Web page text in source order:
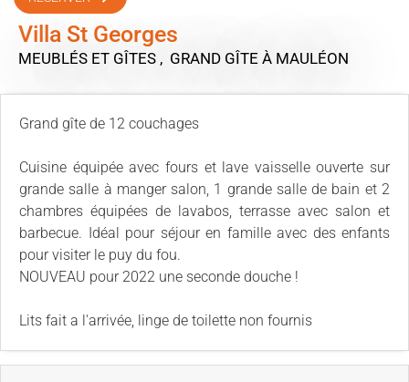
Villa St Georges
MEUBLÉS ET GÎTES , GRAND GÎTE À MAULÉON
Grand gîte de 12 couchages
Cuisine équipée avec fours et lave vaisselle ouverte sur
grande salle à manger salon, 1 grande salle de bain et 2
chambres équipées de lavabos, terrasse avec salon et
barbecue. Idéal pour séjour en famille avec des enfants
pour visiter le puy du fou.
NOUVEAU pour 2022 une seconde douche !
Lits fait a l'arrivée, linge de toilette non fournis